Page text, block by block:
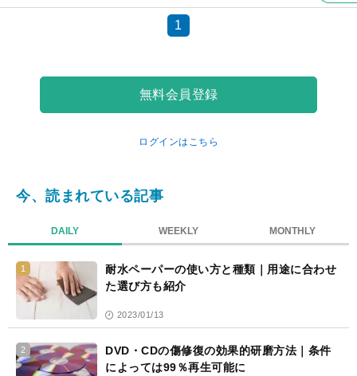
1
無料会員登録
ログインはこちら
今、読まれている記事
DAILY WEEKLY MONTHLY
1
耐水ペーパーの使い方と種類｜用途に合わせ
た選び方も紹介
2023/01/13
2
DVD・CDの傷修復の効果的研磨方法｜条件
によっては99％再生可能に